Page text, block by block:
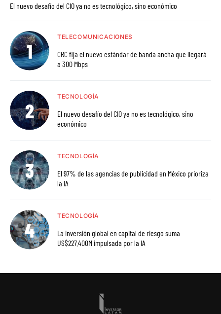
El nuevo desafío del CIO ya no es tecnológico, sino económico
TELECOMUNICACIONES
CRC fija el nuevo estándar de banda ancha que llegará
a 300 Mbps
TECNOLOGÍA
El nuevo desafío del CIO ya no es tecnológico, sino
económico
TECNOLOGÍA
El 97% de las agencias de publicidad en México prioriza
la IA
TECNOLOGÍA
La inversión global en capital de riesgo suma
US$227.400M impulsada por la IA